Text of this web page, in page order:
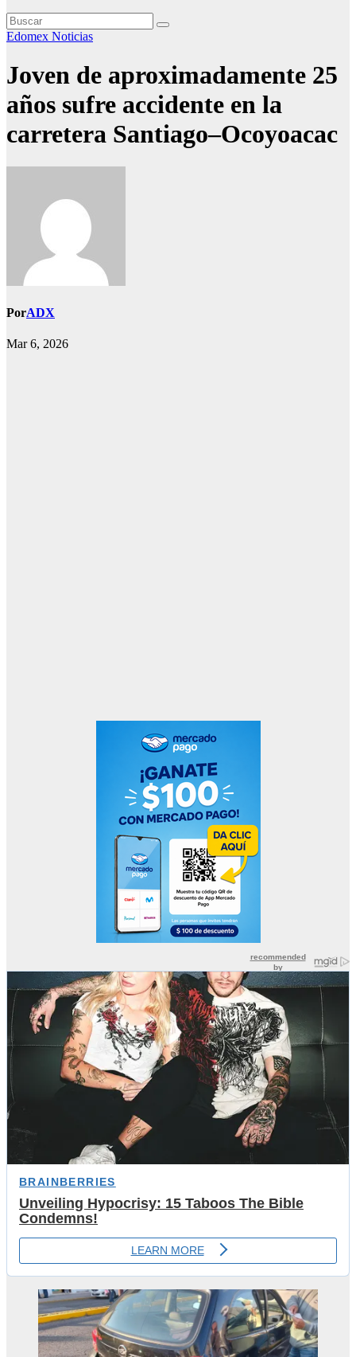
Edomex Noticias
Joven de aproximadamente 25
años sufre accidente en la
carretera Santiago–Ocoyoacac
PorADX
Mar 6, 2026